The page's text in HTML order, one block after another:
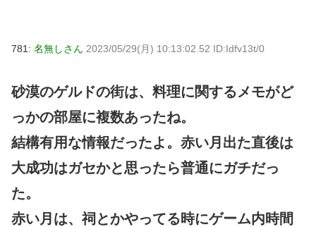
781: 名無しさん 2023/05/29(月) 10:13:02.52 ID:Idfv13t/0
砂漠のゲルドの街は、料理に関するメモがど
っかの部屋に複数あったね。
結構有用な情報だったよ。赤い月出た直後は
大成功はガセかと思ったら普通にガチだっ
た。
赤い月は、祠とかやってる時にゲーム内時間